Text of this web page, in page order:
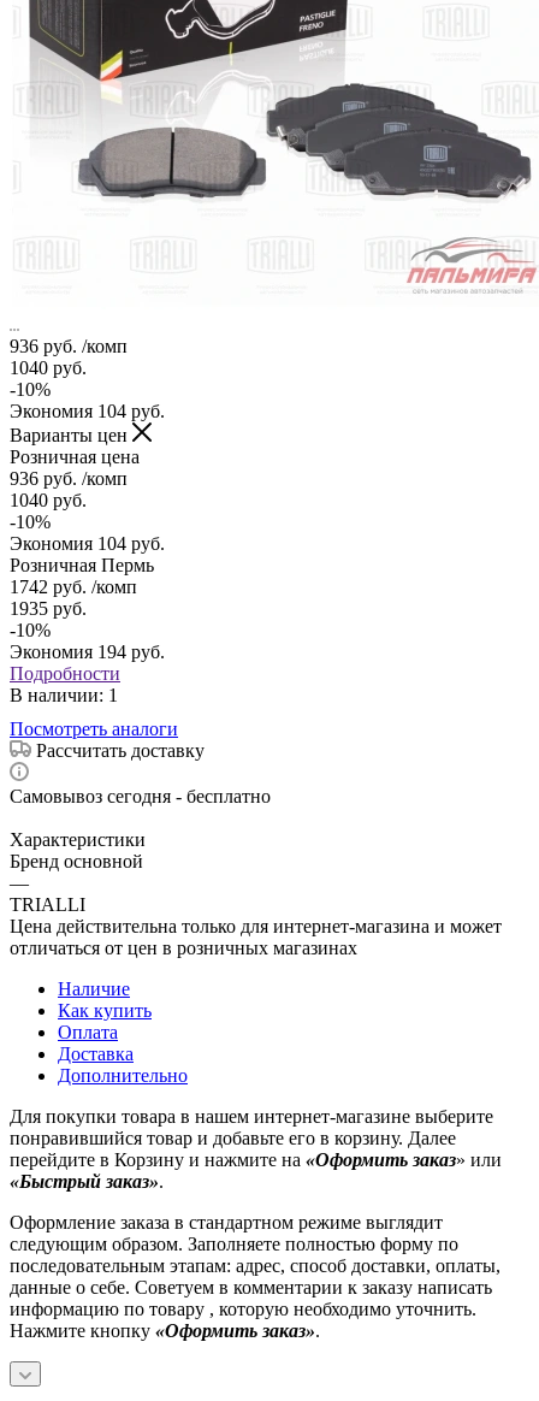
936 руб. /комп
1040 руб.
-10%
Экономия 104 руб.
Варианты цен
Розничная цена
936 руб. /комп
1040 руб.
-10%
Экономия 104 руб.
Розничная Пермь
1742 руб. /комп
1935 руб.
-10%
Экономия 194 руб.
Подробности
В наличии: 1
Посмотреть аналоги
Рассчитать доставку
Самовывоз сегодня - бесплатно
Характеристики
Бренд основной
—
TRIALLI
Цена действительна только для интернет-магазина и может
отличаться от цен в розничных магазинах
Наличие
Как купить
Оплата
Доставка
Дополнительно
Для покупки товара в нашем интернет-магазине выберите
понравившийся товар и добавьте его в корзину. Далее
перейдите в Корзину и нажмите на «Оформить заказ» или
«Быстрый заказ».
Оформление заказа в стандартном режиме выглядит
следующим образом. Заполняете полностью форму по
последовательным этапам: адрес, способ доставки, оплаты,
данные о себе. Советуем в комментарии к заказу написать
информацию по товару , которую необходимо уточнить.
Нажмите кнопку «Оформить заказ».